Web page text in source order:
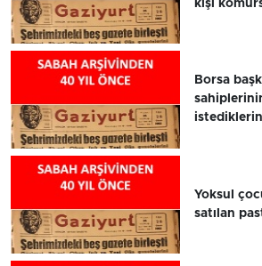
kışı
Borsa
Yoksul
satılan